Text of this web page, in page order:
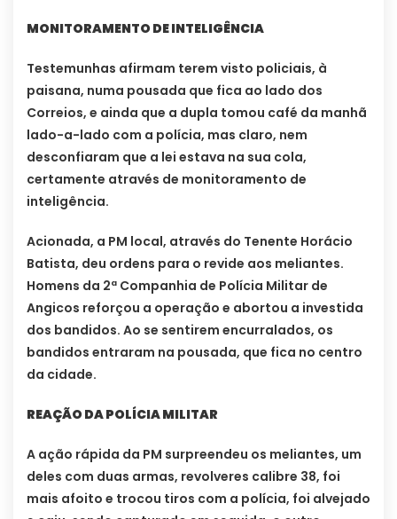
MONITORAMENTO DE INTELIGÊNCIA
Testemunhas afirmam terem visto policiais, à
paisana, numa pousada que fica ao lado dos
Correios, e ainda que a dupla tomou café da manhã
lado-a-lado com a polícia, mas claro, nem
desconfiaram que a lei estava na sua cola,
certamente através de monitoramento de
inteligência.
Acionada, a PM local, através do Tenente Horácio
Batista, deu ordens para o revide aos meliantes.
Homens da 2ª Companhia de Polícia Militar de
Angicos reforçou a operação e abortou a investida
dos bandidos. Ao se sentirem encurralados, os
bandidos entraram na pousada, que fica no centro
da cidade.
REAÇÃO DA POLÍCIA MILITAR
A ação rápida da PM surpreendeu os meliantes, um
deles com duas armas, revolveres calibre 38, foi
mais afoito e trocou tiros com a polícia, foi alvejado